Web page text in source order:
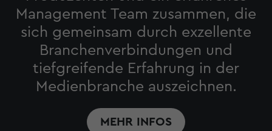
Management Team zusammen, die
sich gemeinsam durch exzellente
Branchenverbindungen und
tiefgreifende Erfahrung in der
Medienbranche auszeichnen.
MEHR INFOS